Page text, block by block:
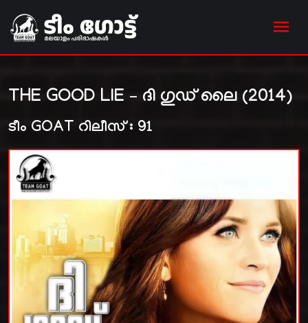
THE GOOD LIE – ദി ഗുഡ് ലൈ (2014)
ടീം GOAT റിലീസ് : 91